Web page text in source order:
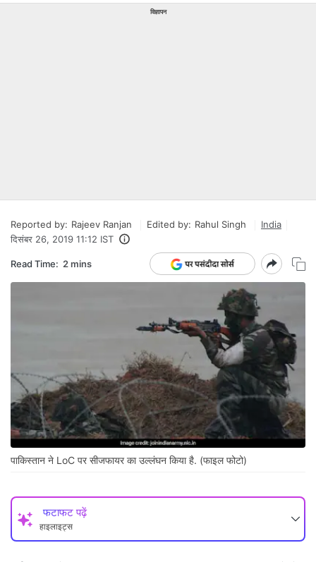
विज्ञापन
Reported by: Rajeev Ranjan Edited by: Rahul Singh
India
दिसंबर 26, 2019 11:12 IST
Read Time: 2 mins
पाकिस्तान ने LoC पर सीजफायर का उल्लंघन किया है. (फाइल फोटो)
फटाफट पढ़ें
हाइलाइट्स